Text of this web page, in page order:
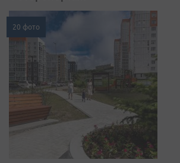
20 фото